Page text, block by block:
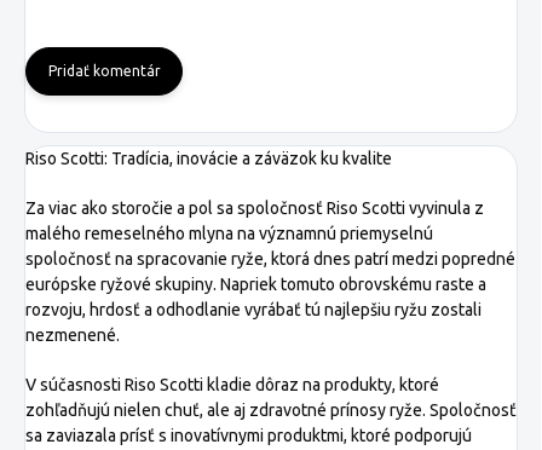
Pridať komentár
Riso Scotti: Tradícia, inovácie a záväzok ku kvalite
Za viac ako storočie a pol sa spoločnosť Riso Scotti vyvinula z
malého remeselného mlyna na významnú priemyselnú
spoločnosť na spracovanie ryže, ktorá dnes patrí medzi popredné
európske ryžové skupiny. Napriek tomuto obrovskému raste a
rozvoju, hrdosť a odhodlanie vyrábať tú najlepšiu ryžu zostali
nezmenené.
V súčasnosti Riso Scotti kladie dôraz na produkty, ktoré
zohľadňujú nielen chuť, ale aj zdravotné prínosy ryže. Spoločnosť
sa zaviazala prísť s inovatívnymi produktmi, ktoré podporujú